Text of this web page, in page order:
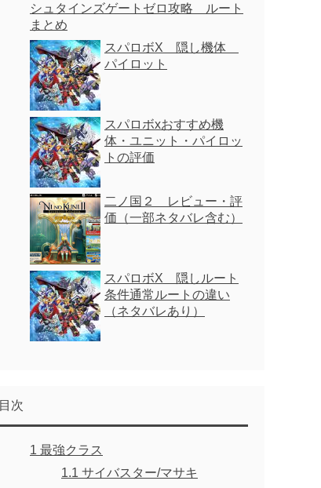
シュタインズゲートゼロ攻略 ルート
まとめ
スパロボX 隠し機体
パイロット
スパロボxおすすめ機
体・ユニット・パイロッ
トの評価
二ノ国２ レビュー・評
価（一部ネタバレ含む）
スパロボX 隠しルート
条件通常ルートの違い
（ネタバレあり）
目次
1 最強クラス
1.1 サイバスター/マサキ